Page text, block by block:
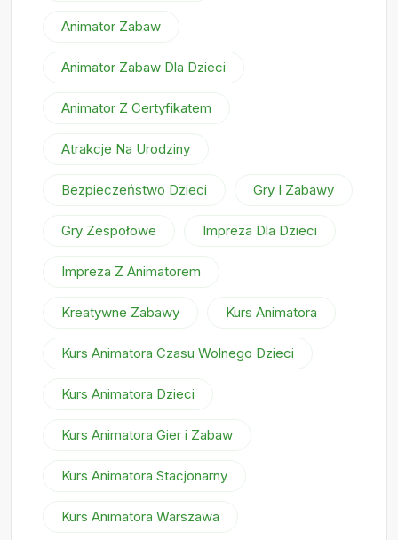
Animator Zabaw
Animator Zabaw Dla Dzieci
Animator Z Certyfikatem
Atrakcje Na Urodziny
Bezpieczeństwo Dzieci Gry I Zabawy
Gry Zespołowe Impreza Dla Dzieci
Impreza Z Animatorem
Kreatywne Zabawy Kurs Animatora
Kurs Animatora Czasu Wolnego Dzieci
Kurs Animatora Dzieci
Kurs Animatora Gier i Zabaw
Kurs Animatora Stacjonarny
Kurs Animatora Warszawa